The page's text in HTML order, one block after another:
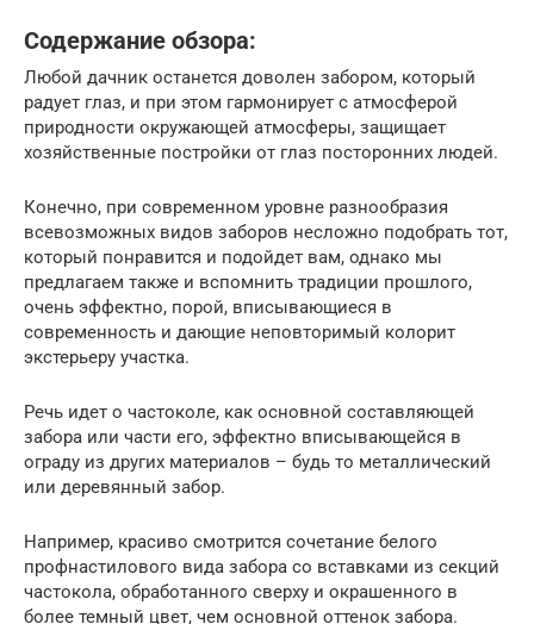
Содержание обзора:
Любой дачник останется доволен забором, который
радует глаз, и при этом гармонирует с атмосферой
природности окружающей атмосферы, защищает
хозяйственные постройки от глаз посторонних людей.
Конечно, при современном уровне разнообразия
всевозможных видов заборов несложно подобрать тот,
который понравится и подойдет вам, однако мы
предлагаем также и вспомнить традиции прошлого,
очень эффектно, порой, вписывающиеся в
современность и дающие неповторимый колорит
экстерьеру участка.
Речь идет о частоколе, как основной составляющей
забора или части его, эффектно вписывающейся в
ограду из других материалов – будь то металлический
или деревянный забор.
Например, красиво смотрится сочетание белого
профнастилового вида забора со вставками из секций
частокола, обработанного сверху и окрашенного в
более темный цвет, чем основной оттенок забора.